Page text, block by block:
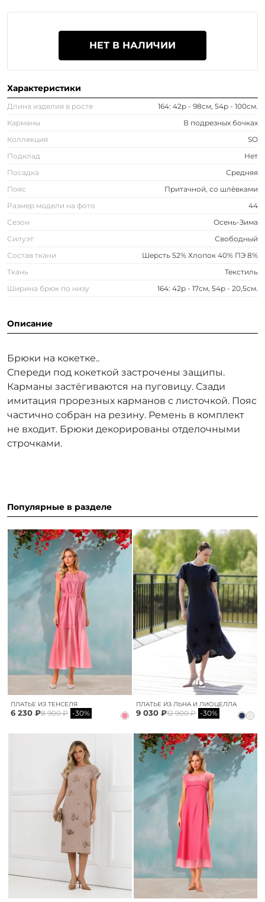
НЕТ В НАЛИЧИИ
Характеристики
Длина изделия в росте
164: 42р - 98см, 54р - 100см.
Карманы
В подрезных бочках
Коллекция
SO
Подклад
Нет
Посадка
Средняя
Пояс
Притачной, со шлёвками
Размер модели на фото
44
Сезон
Осень-Зима
Силуэт
Свободный
Состав ткани
Шерсть 52% Хлопок 40% ПЭ 8%
Ткань
Текстиль
Ширина брюк по низу
164: 42р - 17см, 54р - 20,5см.
Описание
Брюки на кокетке..
Спереди под кокеткой застрочены защипы.
Карманы застёгиваются на пуговицу. Сзади
имитация прорезных карманов с листочкой. Пояс
частично собран на резину. Ремень в комплект
не входит. Брюки декорированы отделочными
строчками.
Популярные в разделе
ПЛАТЬЕ ИЗ ТЕНСЕЛЯ
6 230 ₽8 900 ₽ -30%
ПЛАТЬЕ ИЗ ЛЬНА И ЛИОЦЕЛЛА
9 030 ₽12 900 ₽ -30%